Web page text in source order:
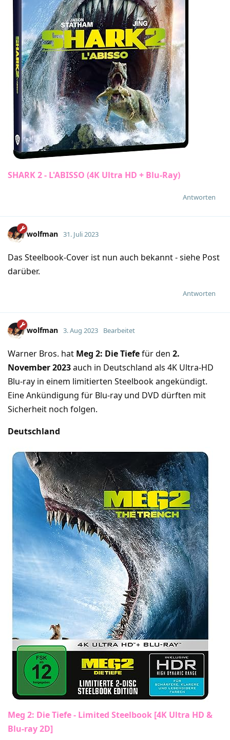
SHARK 2 - L'ABISSO (4K Ultra HD + Blu-Ray)
Antworten
wolfman 31. Juli 2023
Das Steelbook-Cover ist nun auch bekannt - siehe Post
darüber.
Antworten
wolfman 3. Aug 2023 Bearbeitet
Warner Bros. hat Meg 2: Die Tiefefür den 2.
November 2023auch in Deutschland als 4K Ultra-HD
Blu-ray in einem limitierten Steelbook angekündigt.
Eine Ankündigung für Blu-ray und DVD dürften mit
Sicherheit noch folgen.
Deutschland
Meg 2: Die Tiefe - Limited Steelbook [4K Ultra HD &
Blu-ray 2D]